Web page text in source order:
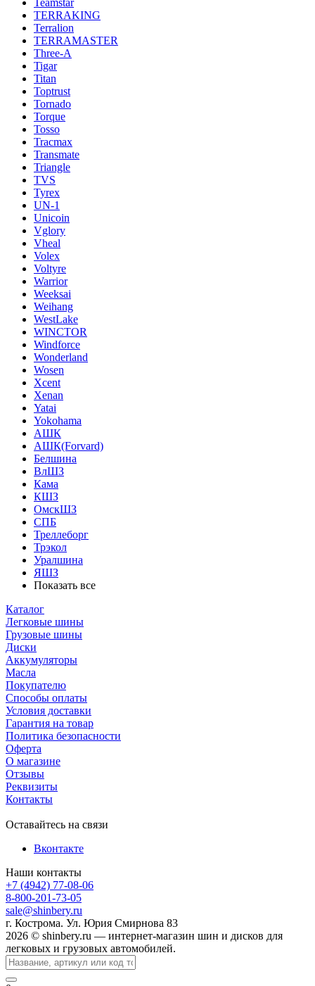
TERRAKING
Terralion
TERRAMASTER
Three-A
Tigar
Titan
Toptrust
Tornado
Torque
Tosso
Tracmax
Transmate
Triangle
TVS
Tyrex
UN-1
Unicoin
Vglory
Vheal
Volex
Voltyre
Warrior
Weeksai
Weihang
WestLake
WINCTOR
Windforce
Wonderland
Wosen
Xcent
Xenan
Yatai
Yokohama
АШК
АШК(Forvard)
Белшина
ВлШЗ
Кама
КШЗ
ОмскШЗ
СПБ
Треллеборг
Трэкол
Уралшина
ЯШЗ
Показать все
Каталог
Легковые шины
Грузовые шины
Диски
Аккумуляторы
Масла
Покупателю
Способы оплаты
Условия доставки
Гарантия на товар
Политика безопасности
Оферта
О магазине
Отзывы
Реквизиты
Контакты
Оставайтесь на связи
Вконтакте
Наши контакты
+7 (4942) 77-08-06
8-800-201-73-05
sale@shinbery.ru
г. Кострома. Ул. Юрия Смирнова 83
2026 © shinbery.ru — интернет-магазин шин и дисков для
легковых и грузовых автомобилей.